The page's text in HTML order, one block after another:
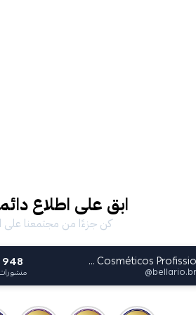
ابق على اطلاع
كن جزءًا من مجتمعنا على
Bella Rio Cosméticos Profissional
@
948